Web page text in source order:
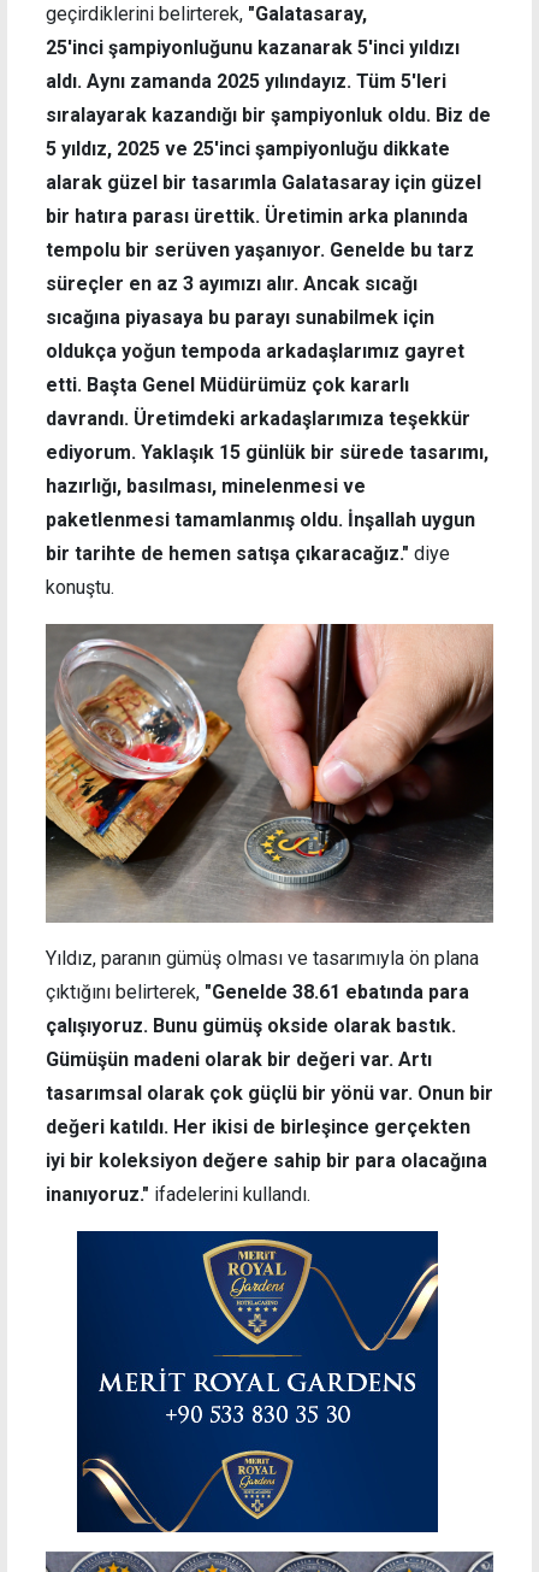
geçirdiklerini belirterek, "Galatasaray,
25'inci şampiyonluğunu kazanarak 5'inci yıldızı
aldı. Aynı zamanda 2025 yılındayız. Tüm 5'leri
sıralayarak kazandığı bir şampiyonluk oldu. Biz de
5 yıldız, 2025 ve 25'inci şampiyonluğu dikkate
alarak güzel bir tasarımla Galatasaray için güzel
bir hatıra parası ürettik. Üretimin arka planında
tempolu bir serüven yaşanıyor. Genelde bu tarz
süreçler en az 3 ayımızı alır. Ancak sıcağı
sıcağına piyasaya bu parayı sunabilmek için
oldukça yoğun tempoda arkadaşlarımız gayret
etti. Başta Genel Müdürümüz çok kararlı
davrandı. Üretimdeki arkadaşlarımıza teşekkür
ediyorum. Yaklaşık 15 günlük bir sürede tasarımı,
hazırlığı, basılması, minelenmesi ve
paketlenmesi tamamlanmış oldu. İnşallah uygun
bir tarihte de hemen satışa çıkaracağız." diye
konuştu.
Yıldız, paranın gümüş olması ve tasarımıyla ön plana
çıktığını belirterek, "Genelde 38.61 ebatında para
çalışıyoruz. Bunu gümüş okside olarak bastık.
Gümüşün madeni olarak bir değeri var. Artı
tasarımsal olarak çok güçlü bir yönü var. Onun bir
değeri katıldı. Her ikisi de birleşince gerçekten
iyi bir koleksiyon değere sahip bir para olacağına
inanıyoruz." ifadelerini kullandı.